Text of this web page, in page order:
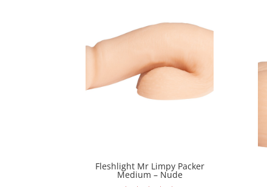
Fleshlight Mr Limpy Packer
Medium – Nude